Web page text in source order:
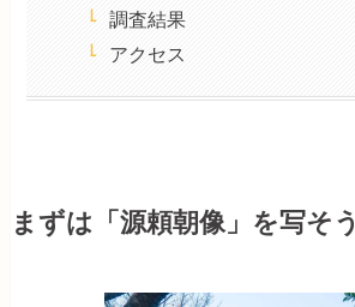
調査結果
アクセス
まずは「源頼朝像」を写そう